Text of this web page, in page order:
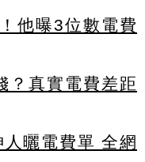
他曝3位數電費
？真實電費差距
曬電費單 全網